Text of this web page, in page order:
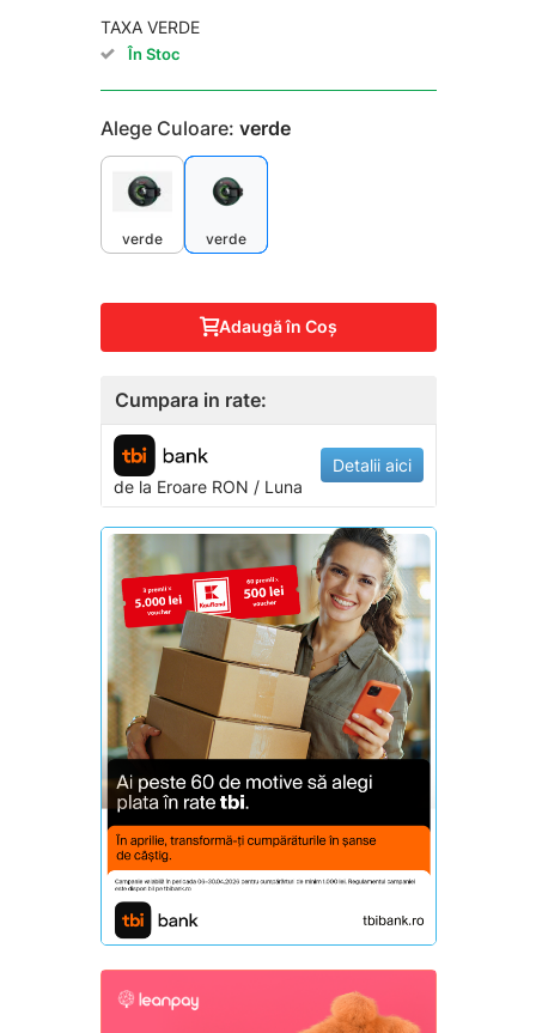
TAXA VERDE
În Stoc
Alege Culoare: verde
verde verde
Adaugă în Coş
Cumpara in rate:
de la EroareRON / Luna
Detalii aici